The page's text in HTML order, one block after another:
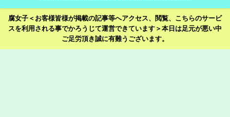
腐女子＜お客様皆様が掲載の記事等へアクセス、閲覧、こちらのサービ
スを利用される事でかろうじて運営できています＞本日は足元が悪い中
ご足労頂き誠に有難うございます。